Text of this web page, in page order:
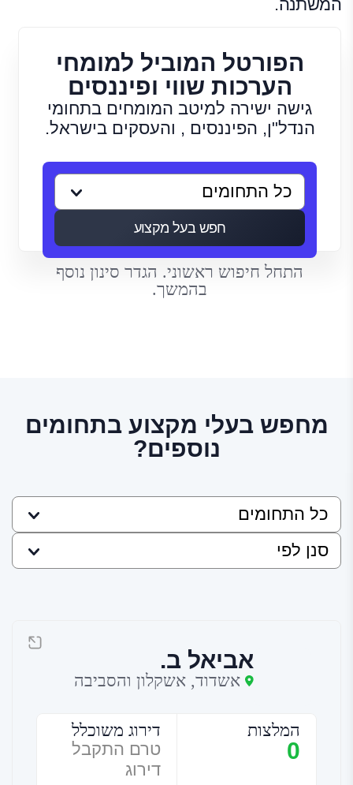
המשתנה.
הפורטל המוביל למומחי
הערכות שווי ופיננסים
גישה ישירה למיטב המומחים בתחומי
הנדל"ן, הפיננסים , והעסקים בישראל.
חפש בעל מקצוע
התחל חיפוש ראשוני. הגדר סינון נוסף
בהמשך.
מחפש בעלי מקצוע בתחומים
נוספים?
אביאל ב.
אשדוד, אשקלון והסביבה
המלצות
0
דירוג משוכלל
טרם התקבל
דירוג